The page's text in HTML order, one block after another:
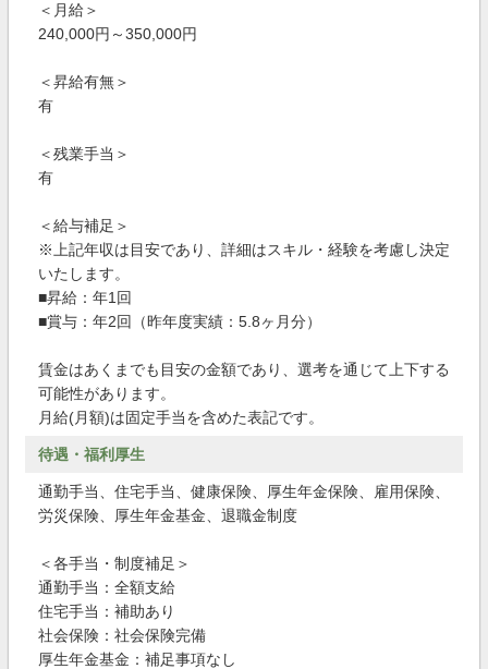
＜月給＞
240,000円～350,000円
＜昇給有無＞
有
＜残業手当＞
有
＜給与補足＞
※上記年収は目安であり、詳細はスキル・経験を考慮し決定
いたします。
■昇給：年1回
■賞与：年2回（昨年度実績：5.8ヶ月分）
賃金はあくまでも目安の金額であり、選考を通じて上下する
可能性があります。
月給(月額)は固定手当を含めた表記です。
待遇・福利厚生
通勤手当、住宅手当、健康保険、厚生年金保険、雇用保険、
労災保険、厚生年金基金、退職金制度
＜各手当・制度補足＞
通勤手当：全額支給
住宅手当：補助あり
社会保険：社会保険完備
厚生年金基金：補足事項なし